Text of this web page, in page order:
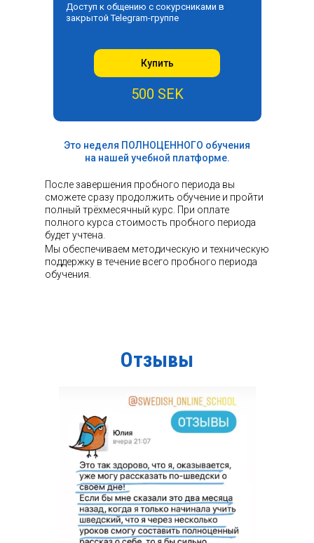
Купить
500 SEK
Доступ к общению с сокурсниками в
закрытой Telegram-группе
Это неделя ПОЛНОЦЕННОГО обучения
на нашей учебной платформе.
После завершения пробного периода вы
сможете сразу продолжить обучение и пройти
полный трёхмесячный курс. При оплате
полного курса стоимость пробного периода
будет учтена.
Мы обеспечиваем методическую и техническую
поддержку в течение всего пробного периода
обучения.
Отзывы